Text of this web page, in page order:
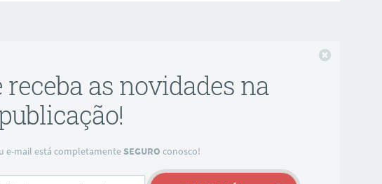
receba as novidades na
e-mail está completamenteSEGURO conosco!